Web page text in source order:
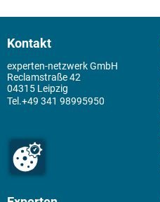
Kontakt
experten-netzwerk GmbH
Reclamstraße 42
04315 Leipzig
+49 341 98995950